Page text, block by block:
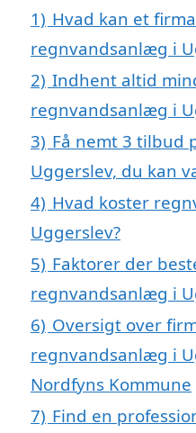
1) Hvad kan et
regnvandsanlæg i
2) Indhent altid
regnvandsanlæg i
3) Få nemt 3 tilbud
Uggerslev, du kan
4) Hvad koster
Uggerslev?
5) Faktorer der
regnvandsanlæg i
6) Oversigt over
regnvandsanlæg i
Nordfyns Kommune
7) Find en